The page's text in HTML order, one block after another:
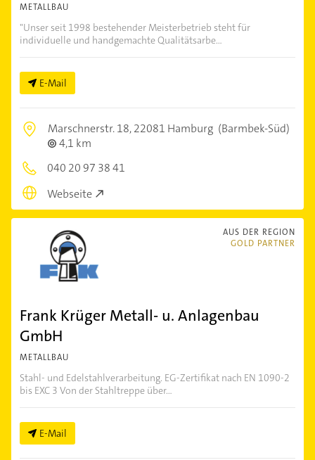
METALLBAU
"Unser seit 1998 bestehender Meisterbetrieb steht für
individuelle und handgemachte Qualitätsarbe...
E-Mail
Marschnerstr. 18,22081 Hamburg (Barmbek-Süd)
4,1 km
040 20 97 38 41
Webseite
AUS DER REGION
GOLD PARTNER
Frank Krüger Metall- u. Anlagenbau
GmbH
METALLBAU
Stahl- und Edelstahlverarbeitung. EG-Zertifikat nach EN 1090-2
bis EXC 3 Von der Stahltreppe über...
E-Mail